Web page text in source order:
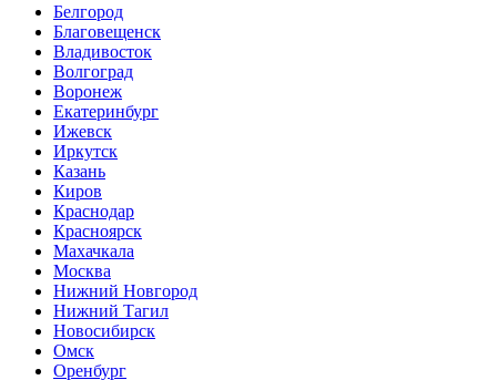
Белгород
Благовещенск
Владивосток
Волгоград
Воронеж
Екатеринбург
Ижевск
Иркутск
Казань
Киров
Краснодар
Красноярск
Махачкала
Москва
Нижний Новгород
Нижний Тагил
Новосибирск
Омск
Оренбург